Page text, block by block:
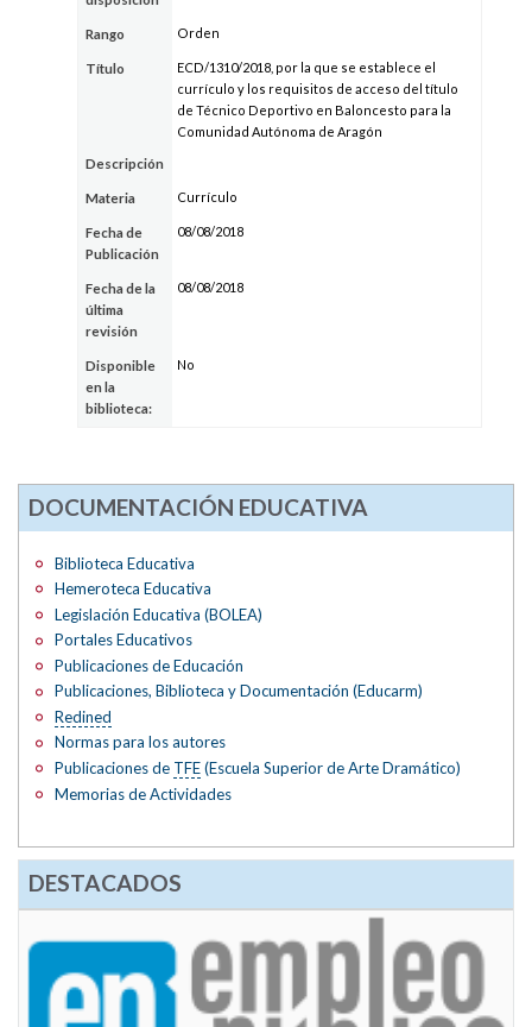
Rango Orden
Título
ECD/1310/2018, por la que se establece el
currículo y los requisitos de acceso del título
de Técnico Deportivo en Baloncesto para la
Comunidad Autónoma de Aragón
Descripción
Materia Currículo
Fecha de
Publicación
08/08/2018
Fecha de la
última
revisión
08/08/2018
Disponible
en la
biblioteca:
No
DOCUMENTACIÓN EDUCATIVA
Biblioteca Educativa
Hemeroteca Educativa
Legislación Educativa (BOLEA)
Portales Educativos
Publicaciones de Educación
Publicaciones, Biblioteca y Documentación (Educarm)
Redined
Normas para los autores
Publicaciones de TFE(Escuela Superior de Arte Dramático)
Memorias de Actividades
DESTACADOS